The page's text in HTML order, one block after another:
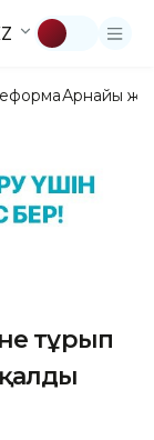
Арнайы
тұрып